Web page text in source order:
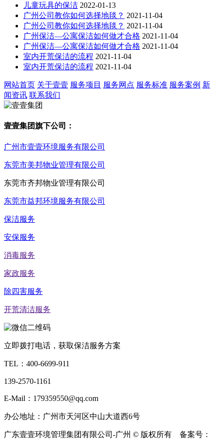
儿童玩具的保洁 2022-01-13
广州公司教你如何选择地毯？ 2021-11-04
广州公司教你如何选择地毯？ 2021-11-04
广州保洁—公寓保洁如何做才合格 2021-11-04
广州保洁—公寓保洁如何做才合格 2021-11-04
室内开荒保洁的流程 2021-11-04
室内开荒保洁的流程 2021-11-04
网站首页 关于壹壹 服务项目 服务网点 服务标准 服务案例 新
闻资讯 联系我们
壹壹集团旗下公司：
广州市壹壹环境服务有限公司
东莞市美邦物业管理有限公司
东莞市齐邦物业管理有限公司
东莞市益邦环境服务有限公司
保洁服务
安保服务
消毒服务
家政服务
除四害服务
开荒清洁服务
立即拨打电话，获取保洁服务方案
TEL： 400-6699-911
139-2570-1161
E-Mail：179359550@qq.com
办公地址：广州市天河区中山大道西6号
广东壹壹环境管理集团有限公司-广州 © 版权所有 备案号：